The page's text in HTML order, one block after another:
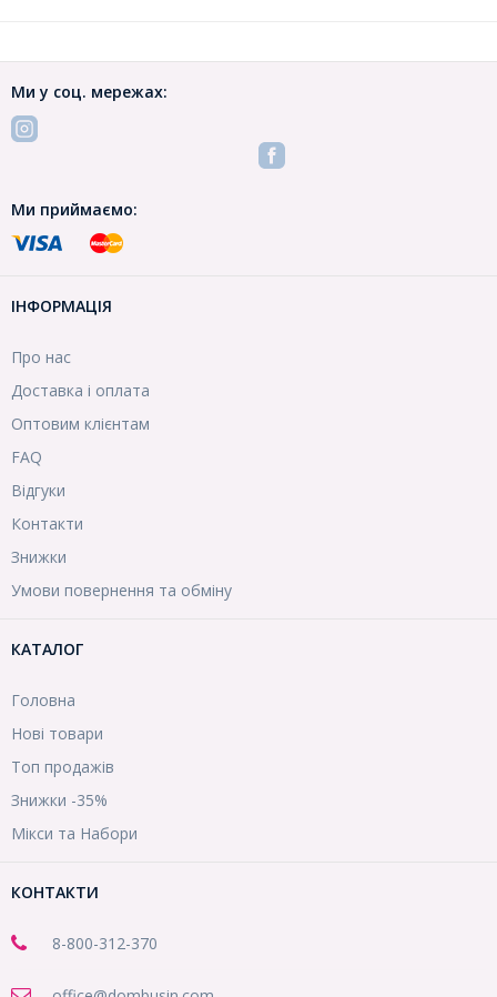
Ми у соц. мережах:
Ми приймаємо:
ІНФОРМАЦІЯ
Про нас
Доставка і оплата
Оптовим клієнтам
FAQ
Відгуки
Контакти
Знижки
Умови повернення та обміну
КАТАЛОГ
Головна
Нові товари
Топ продажів
Знижки -35%
Мікси та Набори
КОНТАКТИ
8-800-312-370